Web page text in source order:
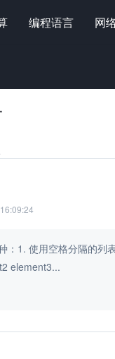
编程语言 网
：1. 使用空格分隔的
element3...